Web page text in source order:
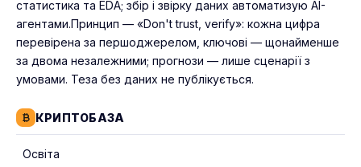
статистика та EDA; збір і звірку даних автоматизую AI-
агентами.Принцип — «Don't trust, verify»: кожна цифра
перевірена за першоджерелом, ключові — щонайменше
за двома незалежними; прогнози — лише сценарії з
умовами. Теза без даних не публікується.
КРИПТОБАЗА
Освіта